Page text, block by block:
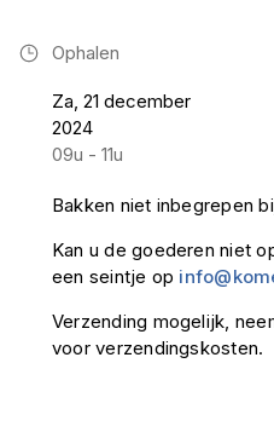
Ophalen
Za, 21 december
2024
09u - 11u
Bakken niet inbegrepen
Kan u de goederen niet
een seintje op
Verzending mogelijk,
voor verzendingskosten.